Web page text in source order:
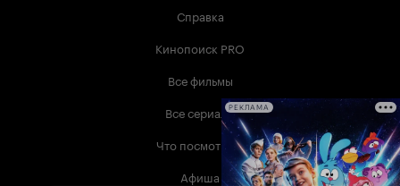
Справка
Кинопоиск PRO
Все фильмы
Все сериалы
Что посмотреть
Афиша
РЕКЛАМА